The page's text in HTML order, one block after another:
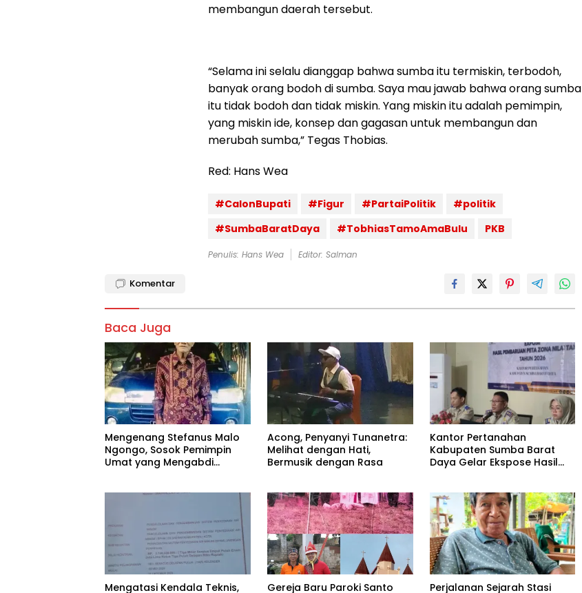
membangun daerah tersebut.
“Selama ini selalu dianggap bahwa sumba itu termiskin, terbodoh,
banyak orang bodoh di sumba. Saya mau jawab bahwa orang sumba
itu tidak bodoh dan tidak miskin. Yang miskin itu adalah pemimpin,
yang miskin ide, konsep dan gagasan untuk membangun dan
merubah sumba,” Tegas Thobias.
Red: Hans Wea
#CalonBupati #Figur #PartaiPolitik
#politik
#SumbaBaratDaya
#TobhiasTamoAmaBulu PKB
Penulis: Hans Wea Editor: Salman
Komentar
Baca Juga
Mengenang Stefanus Malo
Ngongo, Sosok Pemimpin
Umat yang Mengabdi
Acong, Penyanyi Tunanetra:
Melihat dengan Hati,
Bermusik dengan Rasa
Kantor Pertanahan
Kabupaten Sumba Barat
Daya Gelar Ekspose Hasil
Mengatasi Kendala Teknis,
Gereja Baru Paroki Santo
Perjalanan Sejarah Stasi